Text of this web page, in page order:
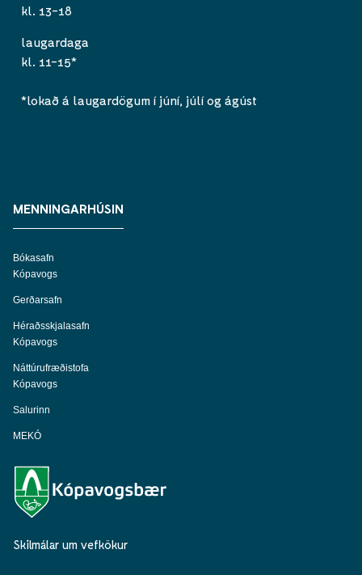
kl. 13-18
laugardaga
kl. 11-15*
*lokað á laugardögum í júní, júlí og ágúst
MENNINGARHÚSIN
Bókasafn
Kópavogs
Gerðarsafn
Héraðsskjalasafn
Kópavogs
Náttúrufræðistofa
Kópavogs
Salurinn
MEKÓ
Skilmálar um vefkökur